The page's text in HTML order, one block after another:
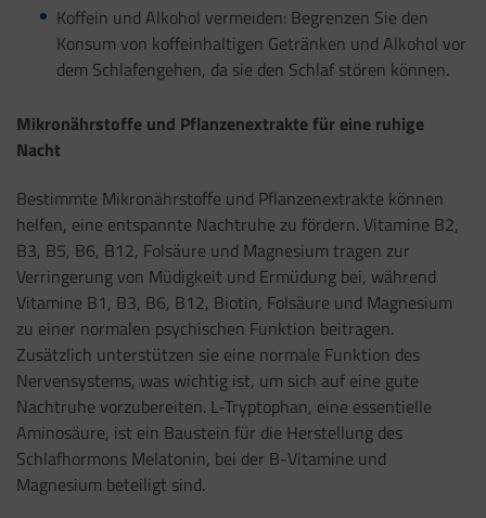
Koffein und Alkohol vermeiden: Begrenzen Sie den
Konsum von koffeinhaltigen Getränken und Alkohol vor
dem Schlafengehen, da sie den Schlaf stören können.
Mikronährstoffe und Pflanzenextrakte für eine ruhige
Nacht
Bestimmte Mikronährstoffe und Pflanzenextrakte können
helfen, eine entspannte Nachtruhe zu fördern. Vitamine B2,
B3, B5, B6, B12, Folsäure und Magnesium tragen zur
Verringerung von Müdigkeit und Ermüdung bei, während
Vitamine B1, B3, B6, B12, Biotin, Folsäure und Magnesium
zu einer normalen psychischen Funktion beitragen.
Zusätzlich unterstützen sie eine normale Funktion des
Nervensystems, was wichtig ist, um sich auf eine gute
Nachtruhe vorzubereiten. L-Tryptophan, eine essentielle
Aminosäure, ist ein Baustein für die Herstellung des
Schlafhormons Melatonin, bei der B-Vitamine und
Magnesium beteiligt sind.